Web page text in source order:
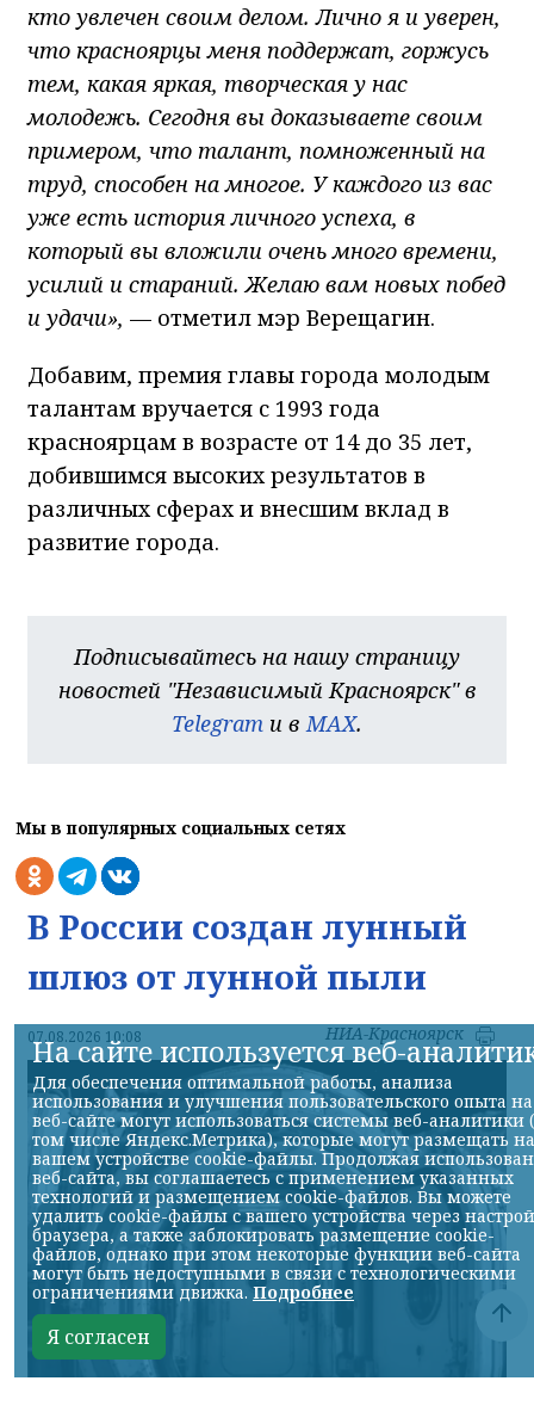
кто увлечен своим делом. Лично я и уверен,
что красноярцы меня поддержат, горжусь
тем, какая яркая, творческая у нас
молодежь. Сегодня вы доказываете своим
примером, что талант, помноженный на
труд, способен на многое. У каждого из вас
уже есть история личного успеха, в
который вы вложили очень много времени,
усилий и стараний. Желаю вам новых побед
и удачи», — отметил мэр Верещагин.
Добавим, премия главы города молодым
талантам вручается с 1993 года
красноярцам в возрасте от 14 до 35 лет,
добившимся высоких результатов в
различных сферах и внесшим вклад в
развитие города.
Подписывайтесь на нашу страницу
новостей "Независимый Красноярск" в
Telegram и вMAX.
Мы в популярных социальных сетях
В России создан лунный
шлюз от лунной пыли
07.08.2026 10:08 НИА-Красноярск
На сайте используется веб-
Для обеспечения оптимальной работы, анализа
использования и улучшения пользовательского опыта на
веб-сайте могут использоваться системы веб-аналитики
том числе Яндекс.Метрика), которые могут размещать на
вашем устройстве cookie-файлы. Продолжая
веб-сайта, вы соглашаетесь с применением указанных
технологий и размещением cookie-файлов. Вы можете
удалить cookie-файлы с вашего устройства через
браузера, а также заблокировать размещение cookie-
файлов, однако при этом некоторые функции веб-сайта
могут быть недоступными в связи с технологическими
ограничениями движка.Подробнее
Я согласен